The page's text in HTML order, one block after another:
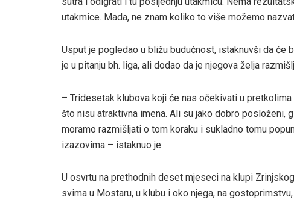
utakmice. Mada, ne znam koliko to više možemo
Usput je pogledao u bližu budućnost, istaknuvši da će
je u pitanju bh. liga, ali dodao da je njegova želja
– Tridesetak klubova koji će nas očekivati u
što nisu atraktivna imena. Ali su jako dobro posloženi,
moramo razmišljati o tom koraku i sukladno tomu
izazovima – istaknuo je.
U osvrtu na prethodnih deset mjeseci na klupi
svima u Mostaru, u klubu i oko njega, na